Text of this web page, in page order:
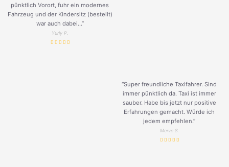
pünktlich Vorort, fuhr ein modernes
Fahrzeug und der Kindersitz (bestellt)
war auch dabei...”
Yuriy P.
“Super freundliche Taxifahrer. Sind
immer pünktlich da. Taxi ist immer
sauber. Habe bis jetzt nur positive
Erfahrungen gemacht. Würde ich
jedem empfehlen.”
Merve S.